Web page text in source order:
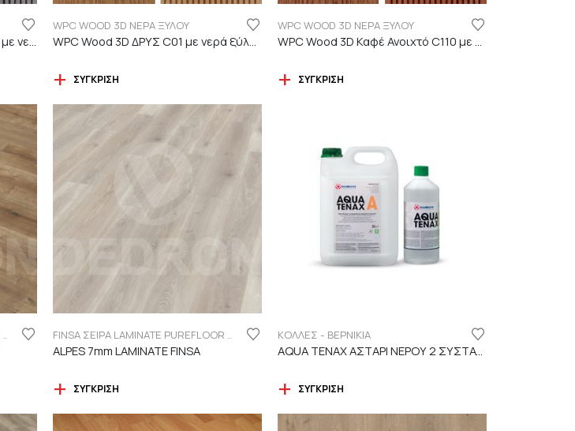
WPC WOOD 3D ΝΕΡΑ ΞΥΛΟΥ
ΣΎΓΚΡΙΣΗ
WPC WOOD 3D ΝΕΡΑ ΞΥΛΟΥ
ΣΎΓΚΡΙΣΗ
FINSA ΣΕΙΡΑ LAMINATE PUREFLOOR 7MM FINSA ΣΕΙΡΑ LAMINATE PUREFLOOR 7MM
ALPES 7mm LAMINATE FINSA
ΣΎΓΚΡΙΣΗ
ΚΟΛΛΕΣ - ΒΕΡΝΙΚΙΑ
AQUA TENAX ΑΣΤΑΡΙ ΝΕΡΟΥ 2 ΣΥΣΤΑΤΙΚΩΝ
ΣΎΓΚΡΙΣΗ